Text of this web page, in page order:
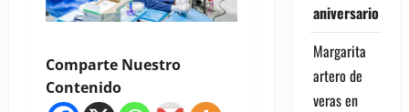
Comparte Nuestro
Contenido
aniversario
Margarita
artero de
verasen